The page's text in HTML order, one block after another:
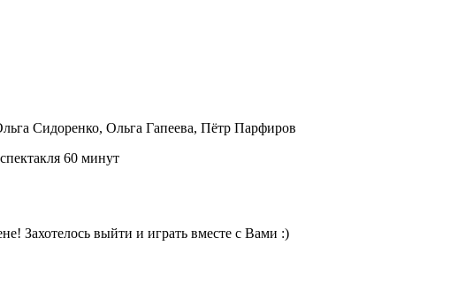
Сидоренко, Ольга Гапеева, Пётр Парфиров
60 минут
Захотелось выйти и играть вместе с Вами :)